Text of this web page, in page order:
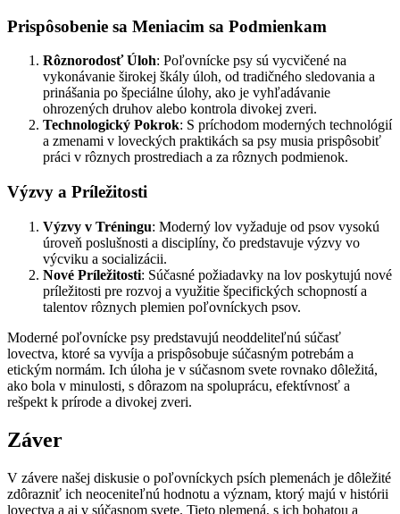
Prispôsobenie sa Meniacim sa Podmienkam
Rôznorodosť Úloh: Poľovnícke psy sú vycvičené na
vykonávanie širokej škály úloh, od tradičného sledovania a
prinášania po špeciálne úlohy, ako je vyhľadávanie
ohrozených druhov alebo kontrola divokej zveri.
Technologický Pokrok: S príchodom moderných technológií
a zmenami v loveckých praktikách sa psy musia prispôsobiť
práci v rôznych prostrediach a za rôznych podmienok.
Výzvy a Príležitosti
Výzvy v Tréningu: Moderný lov vyžaduje od psov vysokú
úroveň poslušnosti a disciplíny, čo predstavuje výzvy vo
výcviku a socializácii.
Nové Príležitosti: Súčasné požiadavky na lov poskytujú nové
príležitosti pre rozvoj a využitie špecifických schopností a
talentov rôznych plemien poľovníckych psov.
Moderné poľovnícke psy predstavujú neoddeliteľnú súčasť
lovectva, ktoré sa vyvíja a prispôsobuje súčasným potrebám a
etickým normám. Ich úloha je v súčasnom svete rovnako dôležitá,
ako bola v minulosti, s dôrazom na spoluprácu, efektívnosť a
rešpekt k prírode a divokej zveri.
Záver
V závere našej diskusie o poľovníckych psích plemenách je dôležité
zdôrazniť ich neoceniteľnú hodnotu a význam, ktorý majú v histórii
lovectva a aj v súčasnom svete. Tieto plemená, s ich bohatou a